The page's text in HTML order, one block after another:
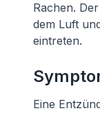
Rachen.
dem Luft
eintreten.
Eine